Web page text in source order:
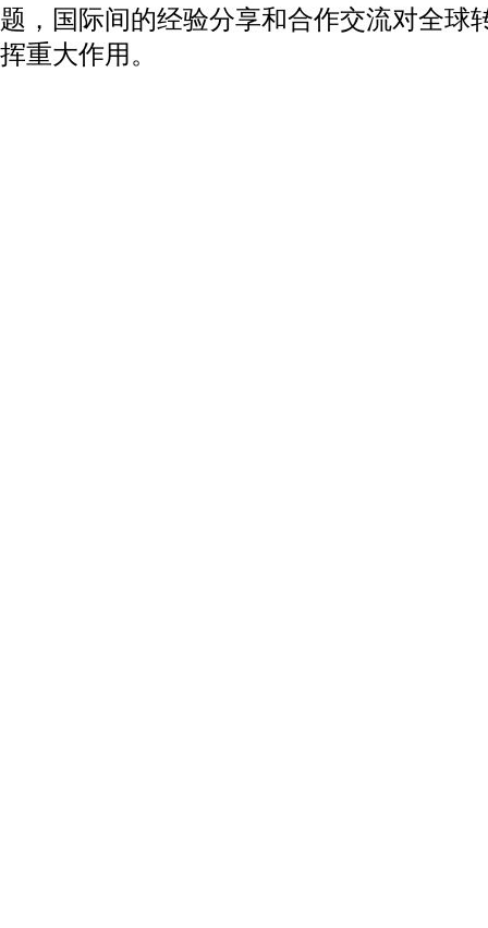
题，国际间的经验分享和合作交流对全球
挥重大作用。